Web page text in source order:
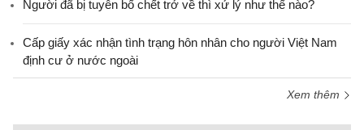
Người đã bị tuyên bố chết trở về thì xử lý như thế nào?
Cấp giấy xác nhận tình trạng hôn nhân cho người Việt Nam
định cư ở nước ngoài
Xem thêm